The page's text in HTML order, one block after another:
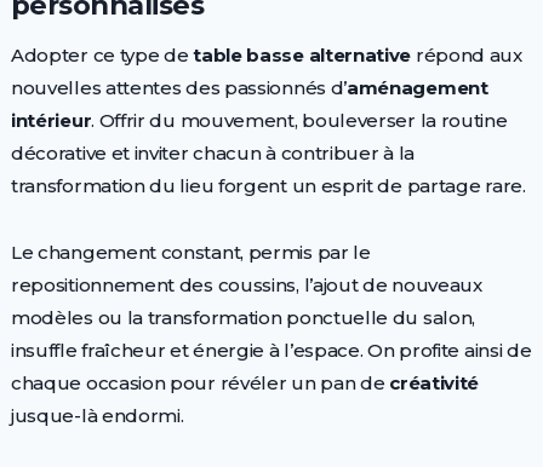
Adopter ce type detable basse alternative répond aux
nouvelles attentes des passionnés d’aménagement
intérieur. Offrir du mouvement, bouleverser la routine
décorative et inviter chacun à contribuer à la
transformation du lieu forgent un esprit de partage rare.
Le changement constant, permis par le
repositionnement des coussins, l’ajout de nouveaux
modèles ou la transformation ponctuelle du salon,
insuffle fraîcheur et énergie à l’espace. On profite ainsi de
chaque occasion pour révéler un pan de créativité
jusque-là endormi.